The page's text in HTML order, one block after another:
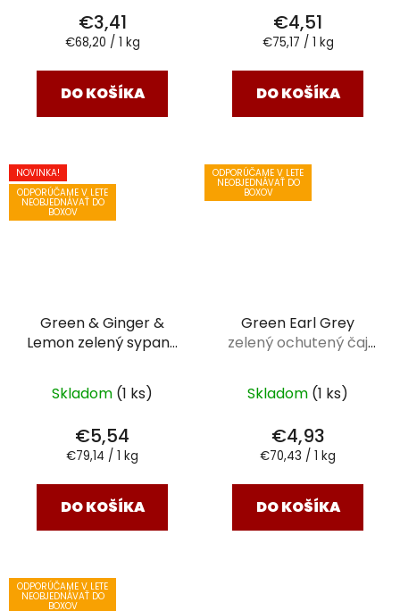
€3,41
Jednotková
€68,20 / 1 kg
DO KOŠÍKA
€4,51
Jednotková
€75,17 / 1 kg
DO KOŠÍKA
NOVINKA!
ODPORÚČAME V LETE
NEOBJEDNÁVAŤ DO
BOXOV
Green & Ginger &
Lemon zelený sypaný
Skladom (1 ks)
€5,54
Jednotková
€79,14 / 1 kg
DO KOŠÍKA
ODPORÚČAME V LETE
NEOBJEDNÁVAŤ DO
BOXOV
Green Earl Grey
zelený ochutený čaj
Skladom (1 ks)
€4,93
Jednotková
€70,43 / 1 kg
DO KOŠÍKA
ODPORÚČAME V LETE
NEOBJEDNÁVAŤ DO
BOXOV